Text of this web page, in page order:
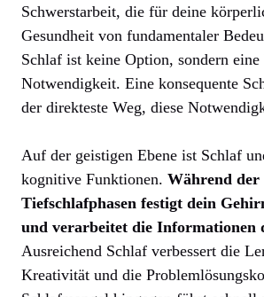
Schwerstarbeit, die für deine
Gesundheit von fundamentaler
Schlaf ist keine Option, sondern
Notwendigkeit. Eine konsequente
der direkteste Weg, diese
Auf der geistigen Ebene ist Schlaf
kognitive Funktionen. Während der
Tiefschlafphasen festigt dein
und verarbeitet die Informationen
Ausreichend Schlaf verbessert die
Kreativität und die